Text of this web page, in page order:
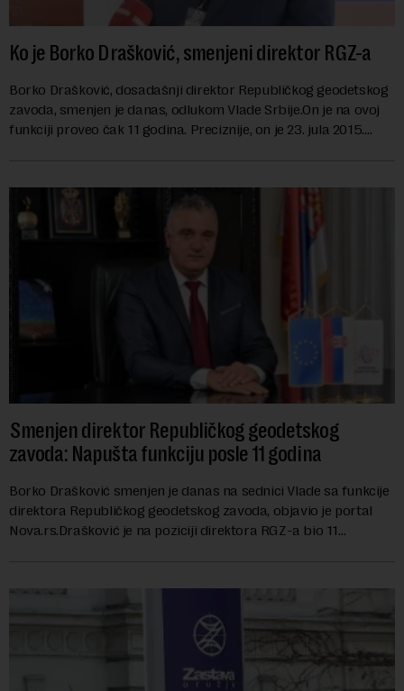
Ko je Borko Drašković, smenjeni direktor RGZ-a
Borko Drašković, dosadašnji direktor Republičkog geodetskog
zavoda, smenjen je danas, odlukom Vlade Srbije.On je na ovoj
funkciji proveo čak 11 godina. Preciznije, on je 23. jula 2015.
Smenjen direktor Republičkog geodetskog
zavoda: Napušta funkciju posle 11 godina
Borko Drašković smenjen je danas na sednici Vlade sa funkcije
direktora Republičkog geodetskog zavoda, objavio je portal
Nova.rs.Drašković je na poziciji direktora RGZ-a bio 11